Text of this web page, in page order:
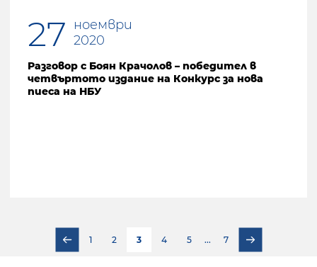
27
ноември
2020
Разговор с Боян Крачолов – победител в
четвъртото издание на Конкурс за нова
пиеса на НБУ
1 2 3 4 5 ... 7